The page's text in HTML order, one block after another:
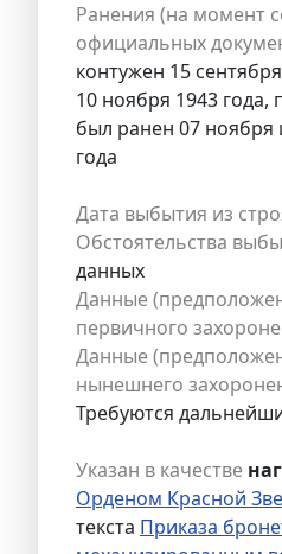
Ранения (на момент
официальных
контужен 15
10 ноября 1943
был ранен 07 ноября
года
Дата выбытия из
Обстоятельства
данных
Данные
первичного
Данные
нынешнего
Требуются
Указан в качестве
Орденом Красной
текста Приказа